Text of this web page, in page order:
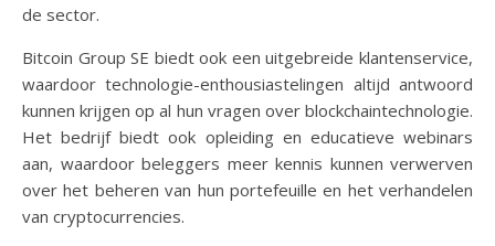
de sector.
Bitcoin Group SE biedt ook een uitgebreide klantenservice,
waardoor technologie-enthousiastelingen altijd antwoord
kunnen krijgen op al hun vragen over blockchaintechnologie.
Het bedrijf biedt ook opleiding en educatieve webinars
aan, waardoor beleggers meer kennis kunnen verwerven
over het beheren van hun portefeuille en het verhandelen
van cryptocurrencies.